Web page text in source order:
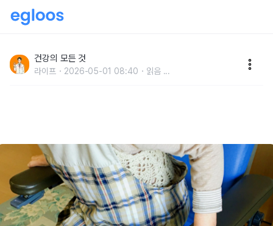
평생 해야 할 쉬운 운동 1위
건강의 모든 것
라이프 2026-05-01 08:40 읽음 ...